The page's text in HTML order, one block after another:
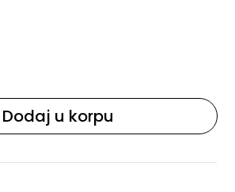
Dodaj u korpu